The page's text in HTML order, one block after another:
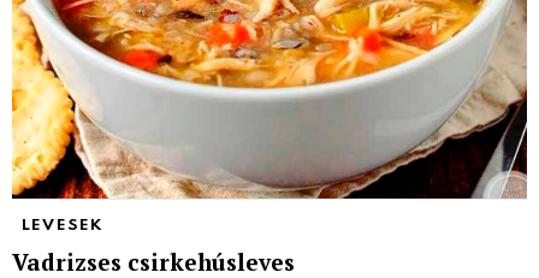
LEVESEK
Vadrizses csirkehúsleves